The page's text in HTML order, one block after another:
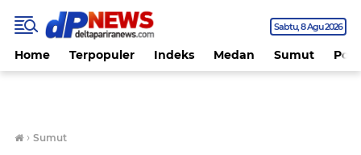
Sabtu 8 Agu 2026
Home Terpopuler Indeks Medan Sumut
› Sumut